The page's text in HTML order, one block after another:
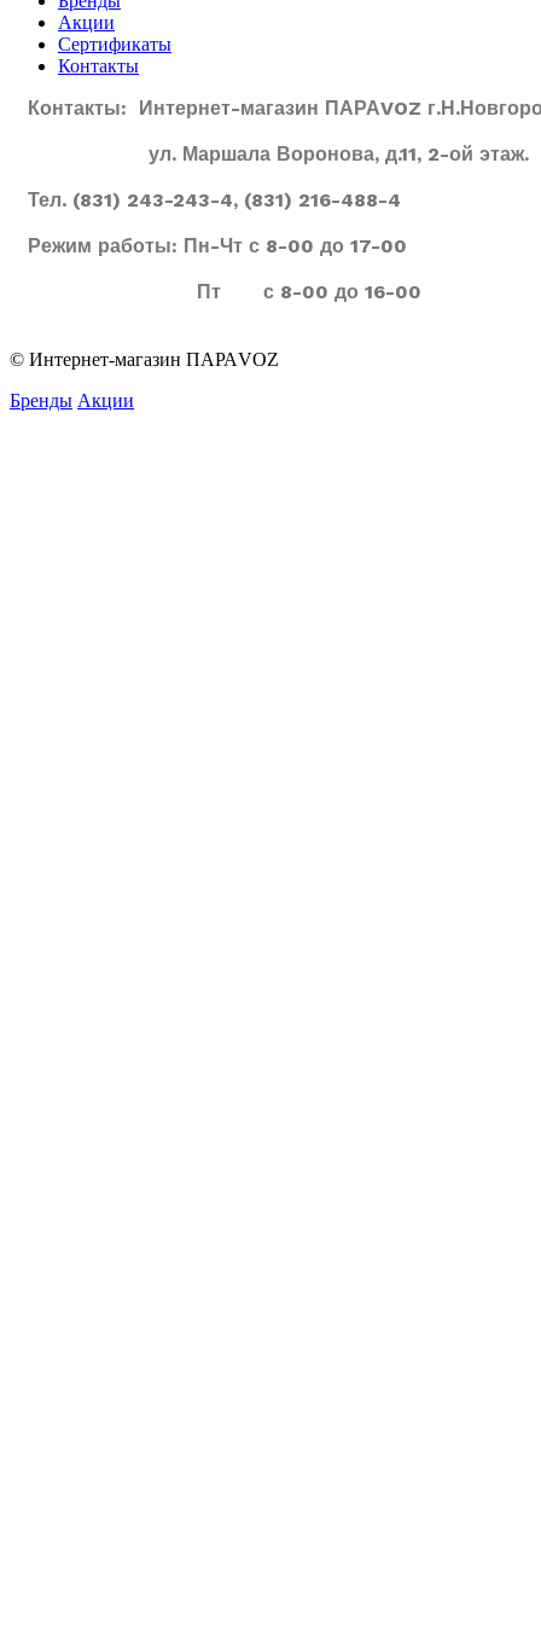
Акции
Сертификаты
Контакты
Контакты: Интернет-магазин ПАРАVOZ
ул. Маршала Воронова, д.11, 2-ой этаж.
Тел. (831) 243-243-4, (831) 216-488-4
Режим работы: Пн-Чт с 8-00 до 17-00
Пт с 8-00 до 16-00
© Интернет-магазин ПАРАVOZ
Бренды Акции